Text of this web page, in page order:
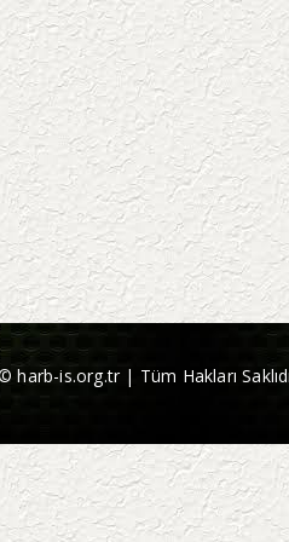
harb-is.org.tr | Tüm Hakları